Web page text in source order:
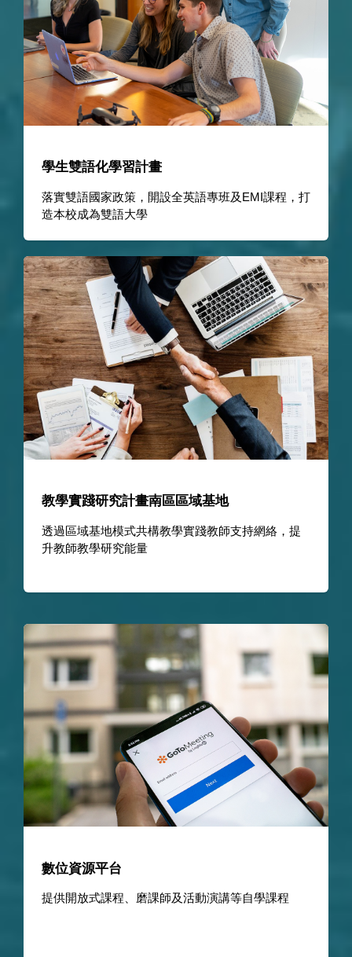
學生雙語化學習計畫
落實雙語國家政策，開設全英語專班及EMI課程，打
造本校成為雙語大學
教學實踐研究計畫南區區域基地
透過區域基地模式共構教學實踐教師支持網絡，提
升教師教學研究能量
數位資源平台
提供開放式課程、磨課師及活動演講等自學課程